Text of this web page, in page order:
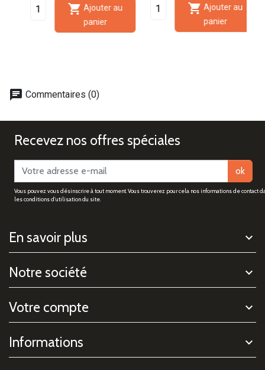
Ajouter au
panier
Ajouter au
panier
chat Commentaires (0)
Recevez nos offres spéciales
ok
Vous pouvez vous désinscrire à tout moment. Vous trouverez pour cela nos informations de contact
les conditions d'utilisation du site.
En savoir plus
Notre société
Votre compte
Informations